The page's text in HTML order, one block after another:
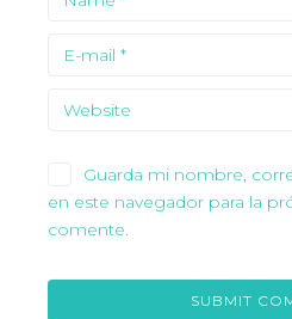
Guarda mi nombre,
en este navegador para la
comente.